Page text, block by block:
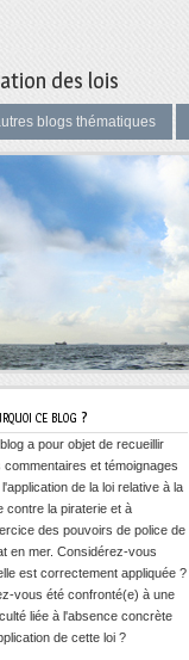
des lois
blogs thématiques
ce blog ?
a pour objet de recueillir
commentaires et témoignages
de la loi relative à la
contre la piraterie et à
des pouvoirs de police de
en mer. Considérez-vous
est correctement appliquée ?
vous été confronté(e) à une
liée à l'absence concrète
de cette loi ?